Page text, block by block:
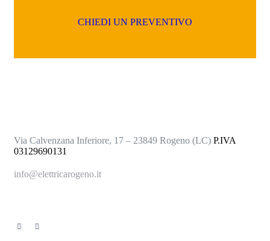
CHIEDI UN PREVENTIVO
Via Calvenzana Inferiore, 17 – 23849 Rogeno (LC) P.IVA
03129690131
info@elettricarogeno.it